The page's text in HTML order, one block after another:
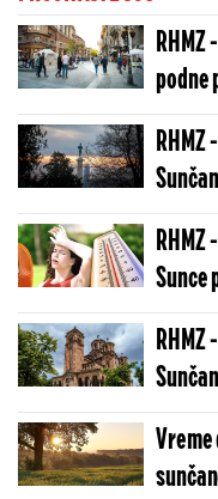
RHMZ
podne
RHMZ
RHMZ
Sunce
RHMZ
Vreme